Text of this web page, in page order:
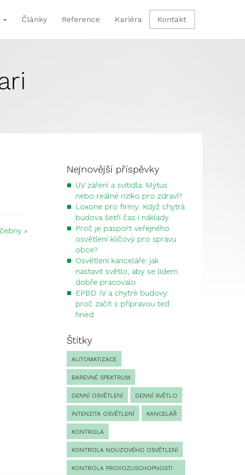
Články Reference Kariéra Kontakt
»
Nejnovější příspěvky
UV záření a svítidla: Mýtus
nebo reálné riziko pro zdraví?
Loxone pro firmy: Když chytrá
budova šetří čas i náklady
Proč je pasport veřejného
osvětlení klíčový pro správu
obce?
Osvětlení kanceláře: jak
nastavit světlo, aby se lidem
dobře pracovalo
EPBD IV a chytré budovy:
proč začít s přípravou teď
hned
Štítky
AUTOMATIZACE
BAREVNÉ SPEKTRUM
DENNÍ OSVĚTLENÍ DENNÍ SVĚTLO
INTENZITA OSVĚTLENÍ KANCELÁŘ
KONTROLA
KONTROLA NOUZOVÉHO OSVĚTLENÍ
KONTROLA PROVOZUSCHOPNOSTI